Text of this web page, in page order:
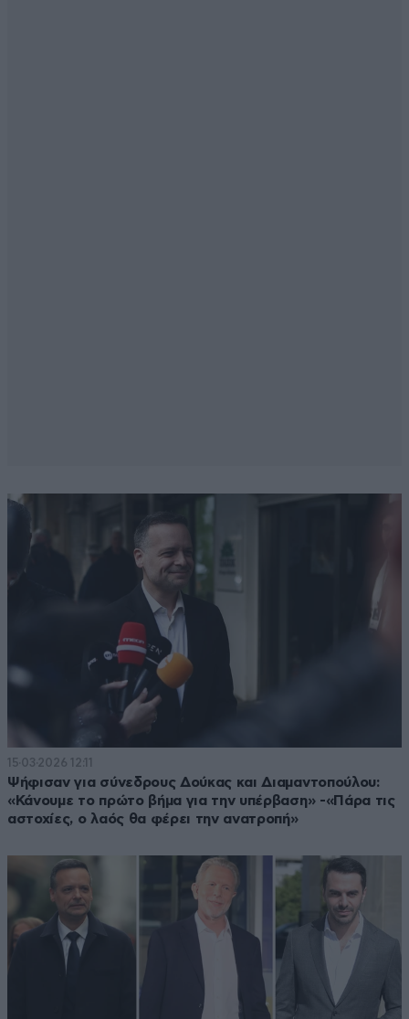
15·03·2026 12:11
Ψήφισαν για σύνεδρους Δούκας και Διαμαντοπούλου:
«Κάνουμε το πρώτο βήμα για την υπέρβαση» -«Πάρα τις
αστοχίες, ο λαός θα φέρει την ανατροπή»